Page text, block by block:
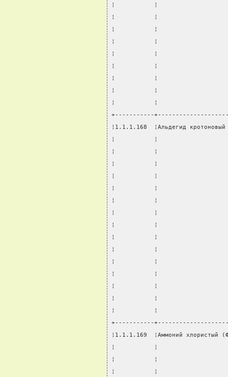
¦           ¦
¦           ¦
¦           ¦
¦           ¦
¦           ¦
¦           ¦
¦           ¦
¦           ¦
¦           ¦
+-----------
¦1.1.1.168  ¦Альдегид
¦           ¦
¦           ¦
¦           ¦
¦           ¦
¦           ¦
¦           ¦
¦           ¦
¦           ¦
¦           ¦
¦           ¦
¦           ¦
¦           ¦
¦           ¦
¦           ¦
¦           ¦
+-----------
¦1.1.1.169  ¦Аммоний
¦           ¦
¦           ¦
¦           ¦